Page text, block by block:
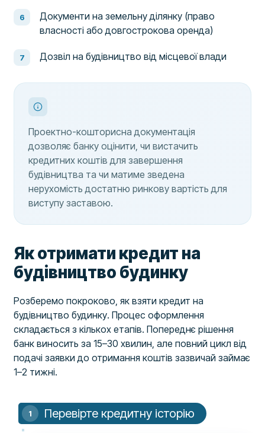
Документи на земельну ділянку (право
власності або довгострокова оренда)
Дозвіл на будівництво від місцевої влади
Проектно-кошторисна документація
дозволяє банку оцінити, чи вистачить
кредитних коштів для завершення
будівництва та чи матиме зведена
нерухомість достатню ринкову вартість для
виступу заставою.
Як отримати кредит на
будівництво будинку
Розберемо покроково, як взяти кредит на
будівництво будинку. Процес оформлення
складається з кількох етапів. Попереднє рішення
банк виносить за 15–30 хвилин, але повний цикл від
подачі заявки до отримання коштів зазвичай займає
1–2 тижні.
Перевірте кредитну історію